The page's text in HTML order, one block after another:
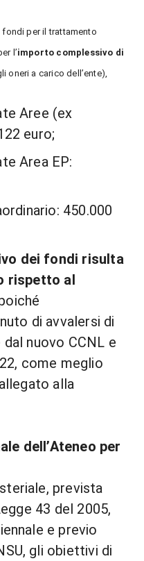
per il trattamento
l’importo complessivo di
oneri a carico dell’ente),
Aree (ex
euro;
Area EP:
450.000
dei fondi risulta
rispetto al
di avvalersi di
nuovo CCNL e
come meglio
alla
dell’Ateneo per
prevista
43 del 2005,
e previo
gli obiettivi di